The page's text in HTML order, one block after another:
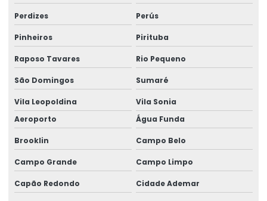
Empresa especializada em cálculo estrutural
Empresa Especializada Em Projeto Estrutural
Empresa especializada em estrutura metálica
Empresa de projeto estrutural
Empresa de projetos de engenharia civil
Engenharia civil laudo estrutural
Engenharia Civil Projeto Estrutural
Perdizes Perús
Pinheiros Pirituba
Raposo Tavares Rio Pequeno
São Domingos Sumaré
Vila Leopoldina
Vila Sonia
Aeroporto
Água Funda
Brooklin Campo Belo
Campo Grande Campo Limpo
Capão Redondo Cidade Ademar